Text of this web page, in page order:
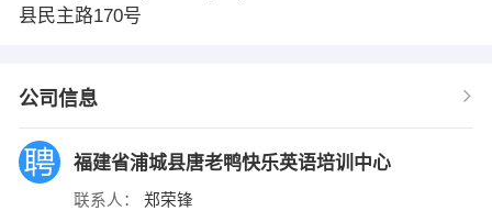
县民主路170号
公司信息
福建省浦城县唐老鸭快乐英语培训中心
联系人： 郑荣锋